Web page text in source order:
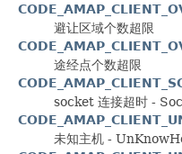
避让区域个数超限
途经点个数超限
socket 连接超时 -
未知主机 -